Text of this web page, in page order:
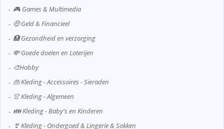
🎮 Games & Multimedia
🤑 Geld & Financieel
🏥 Gezondheid en verzorging
💸 Goede doelen en Loterijen
🎨Hobby
👜 Kleding - Accessoires - Sieraden
👚 Kleding - Algemeen
👪 Kleding - Baby's en Kinderen
👙 Kleding - Ondergoed & Lingerie & Sokken